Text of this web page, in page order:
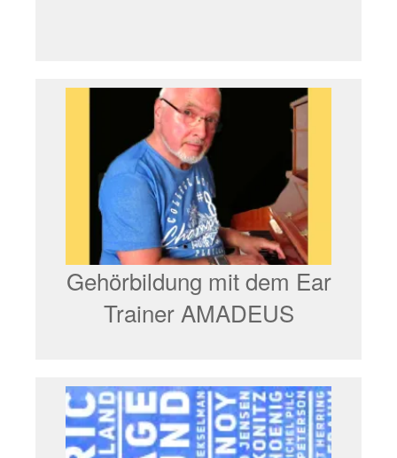
Gehörbildung mit dem Ear
Trainer AMADEUS